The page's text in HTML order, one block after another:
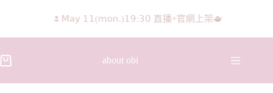
🌷𝖬𝖺𝗒 𝟣𝟣(𝗆𝗈𝗇.)𝟣𝟫:𝟥𝟢 直播+官網上架🫖
about obi